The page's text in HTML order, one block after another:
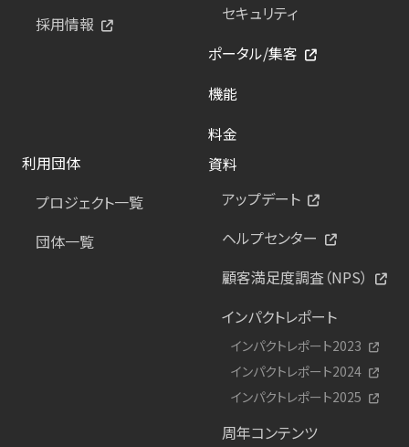
採用情報
セキュリティ
ポータル/集客
機能
料金
利用団体
プロジェクト一覧
団体一覧
資料
アップデート
ヘルプセンター
顧客満足度調査（NPS）
インパクトレポート
インパクトレポート2023
インパクトレポート2024
インパクトレポート2025
周年コンテンツ